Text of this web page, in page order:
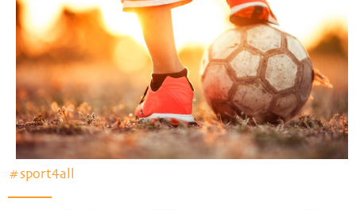
#sport4all